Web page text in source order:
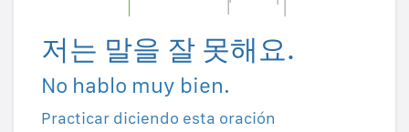
저는 말을 잘 못해요.
No hablo muy bien.
Practicar diciendo esta oración